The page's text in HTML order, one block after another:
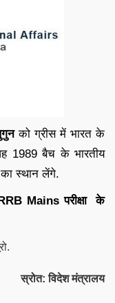
को ग्रीस में भारत के
1989 बैच के भारतीय
स्थान लेंगे.
Mains परीक्षा के
स्रोत: विदेश मंत्रालय